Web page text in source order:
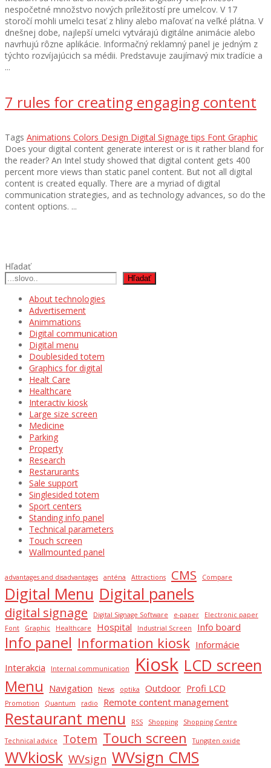
nespočetné množstvo nových príležitostí pre umelcov. V 17
storočí mohli umelci tesať z hliny alebo maľovať na veľké plátna. V
dnešnej dobe, najlepší umelci vytvárajú digitálne animácie alebo
navrhujú rôzne aplikácie. Informačný reklamný panel je jedným z
týchto rozvíjajúcich sa médii. Predstavuje zaujímavý mix tradície a
...
7 rules for creating engaging content
Tags Animations Colors Design Digital Signage tips Font Graphic
Does your digital content generate interest or is it rather bland for
the reader? An Intel study showed that digital content gets 400
percent more views than static panel content. But not all digital
content is created equally. There are a myriad of digital
communication strategies, and as technology advances, so do the
content options. ...
Hľadať
Hľadať
About technologies
Advertisement
Animmations
Digital communication
Digital menu
Doublesided totem
Graphics for digital
Healt Care
Healthcare
Interactiv kiosk
Large size screen
Medicine
Parking
Property
Research
Restarurants
Sale support
Singlesided totem
Sport centers
Standing info panel
Technical parameters
Touch screen
Wallmounted panel
advantages and disadvantages anténa Attractions CMS Compare
Digital Menu Digital panels
digital signage Digital Signage Software e-paper
Electronic paper
Font
Graphic Healthcare Hospital Industrial Screen Info board
Info panel Information kiosk Informácie
Interakcia
Internal communication Kiosk LCD screen
Menu Navigation News optika Outdoor Profi LCD
Promotion Quantum radio Remote content management
Restaurant menu RSS Shopping Shopping Centre
Technical advice Totem Touch screen Tungsten oxide
WVkiosk WVsign WVsign CMS